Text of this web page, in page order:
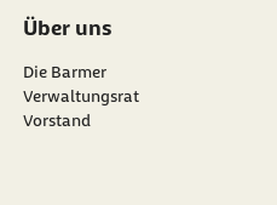
Über uns
Die Barmer
Verwaltungsrat
Vorstand